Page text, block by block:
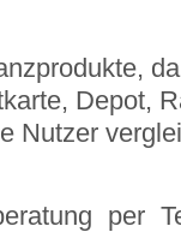
Depot,
Nutzer
per